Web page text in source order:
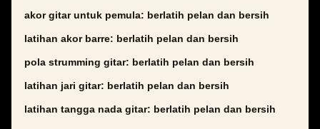
akor gitar untuk pemula: berlatih pelan dan bersih
latihan akor barre: berlatih pelan dan bersih
pola strumming gitar: berlatih pelan dan bersih
latihan jari gitar: berlatih pelan dan bersih
latihan tangga nada gitar: berlatih pelan dan bersih